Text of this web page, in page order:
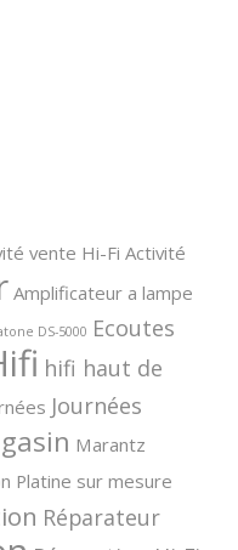
vente Hi-Fi Activité
Amplificateur a lampe
DS-5000 Ecoutes
hifi haut de
Journées
Marantz
Platine sur mesure
Réparateur